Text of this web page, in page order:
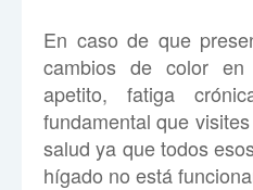
En caso de que
cambios de color
apetito, fatiga
fundamental que
salud ya que todos
hígado no está